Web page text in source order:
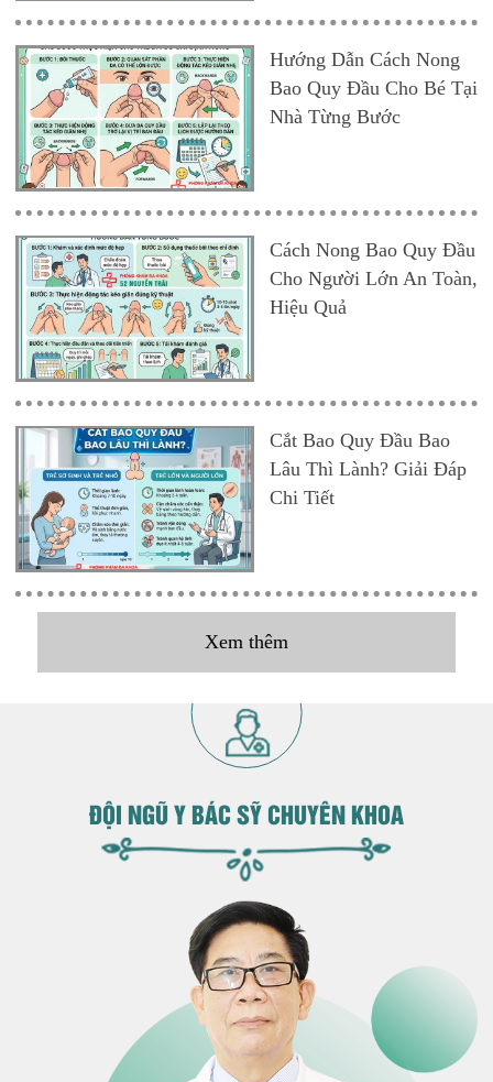
Hướng Dẫn Cách Nong
Bao Quy Đầu Cho Bé Tại
Nhà Từng Bước
Cách Nong Bao Quy Đầu
Cho Người Lớn An Toàn,
Hiệu Quả
Cắt Bao Quy Đầu Bao
Lâu Thì Lành? Giải Đáp
Chi Tiết
Xem thêm
ĐỘI NGŨ Y BÁC SỸ CHUYÊN KHOA